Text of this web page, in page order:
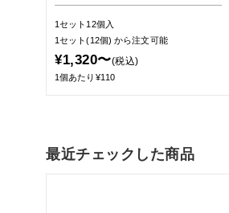
1セット12個入
1セット(12個)から注文可能
¥1,320〜(税込)
1個あたり¥110
最近チェックした商品